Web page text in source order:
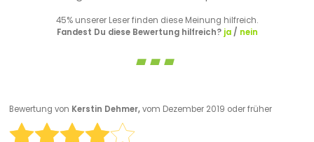
45% unserer Leser finden diese Meinung hilfreich.
Fandest Du diese Bewertung hilfreich? ja/ nein
Bewertung von Kerstin Dehmer,vom Dezember 2019 oder früher